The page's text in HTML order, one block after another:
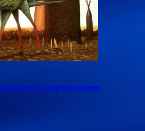
определение